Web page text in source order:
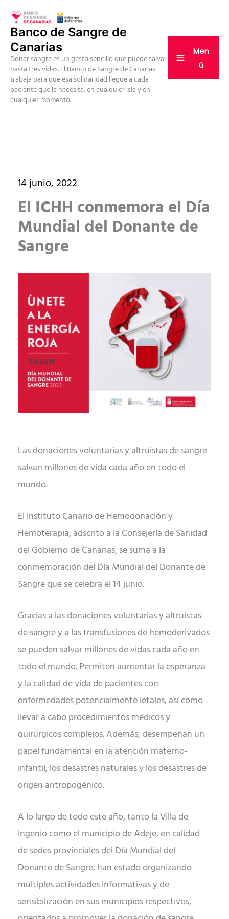
contenido
Banco de Sangre de
Canarias
Donar sangre es un gesto sencillo que puede salvar
hasta tres vidas. El Banco de Sangre de Canarias
trabaja para que esa solidaridad llegue a cada
paciente que la necesita, en cualquier isla y en
cualquier momento.
Men
ú
14 junio, 2022
El ICHH conmemora el Día
Mundial del Donante de
Sangre
Las donaciones voluntarias y altruistas de sangre
salvan millones de vida cada año en todo el
mundo.
El Instituto Canario de Hemodonación y
Hemoterapia, adscrito a la Consejería de Sanidad
del Gobierno de Canarias, se suma a la
conmemoración del Día Mundial del Donante de
Sangre que se celebra el 14 junio.
Gracias a las donaciones voluntarias y altruistas
de sangre y a las transfusiones de hemoderivados
se pueden salvar millones de vidas cada año en
todo el mundo. Permiten aumentar la esperanza
y la calidad de vida de pacientes con
enfermedades potencialmente letales, así como
llevar a cabo procedimientos médicos y
quirúrgicos complejos. Además, desempeñan un
papel fundamental en la atención materno-
infantil, los desastres naturales y los desastres de
origen antropogénico.
A lo largo de todo este año, tanto la Villa de
Ingenio como el municipio de Adeje, en calidad
de sedes provinciales del Día Mundial del
Donante de Sangre, han estado organizando
múltiples actividades informativas y de
sensibilización en sus municipios respectivos,